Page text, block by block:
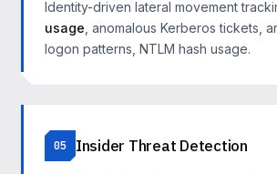
Identity-driven lateral movement
usage , anomalous Kerberos tickets,
logon patterns, NTLM hash usage.
05 Insider Threat Detection